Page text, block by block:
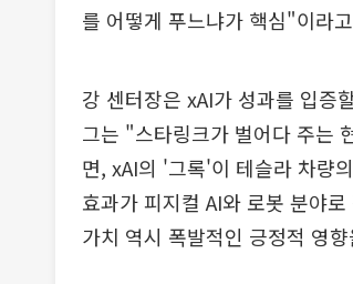
를 어떻게 푸느냐가 핵심"이라
강 센터장은 xAI가 성과를 입증
그는 "스타링크가 벌어다 주는
면, xAI의 '그록'이 테슬라 차량
효과가 피지컬 AI와 로봇 분야
가치 역시 폭발적인 긍정적 영